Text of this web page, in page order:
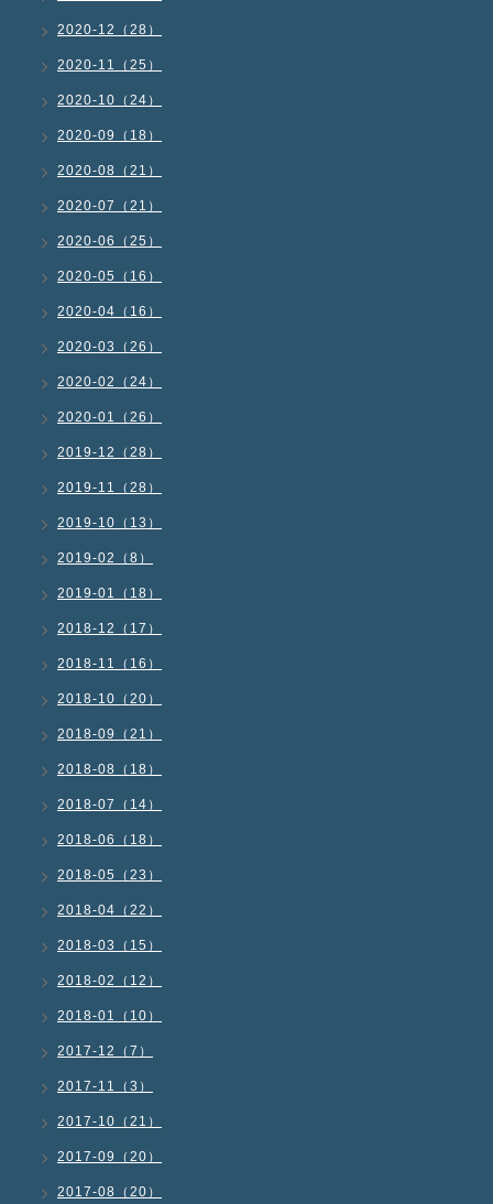
2020-12（28）
2020-11（25）
2020-10（24）
2020-09（18）
2020-08（21）
2020-07（21）
2020-06（25）
2020-05（16）
2020-04（16）
2020-03（26）
2020-02（24）
2020-01（26）
2019-12（28）
2019-11（28）
2019-10（13）
2019-02（8）
2019-01（18）
2018-12（17）
2018-11（16）
2018-10（20）
2018-09（21）
2018-08（18）
2018-07（14）
2018-06（18）
2018-05（23）
2018-04（22）
2018-03（15）
2018-02（12）
2018-01（10）
2017-12（7）
2017-11（3）
2017-10（21）
2017-09（20）
2017-08（20）